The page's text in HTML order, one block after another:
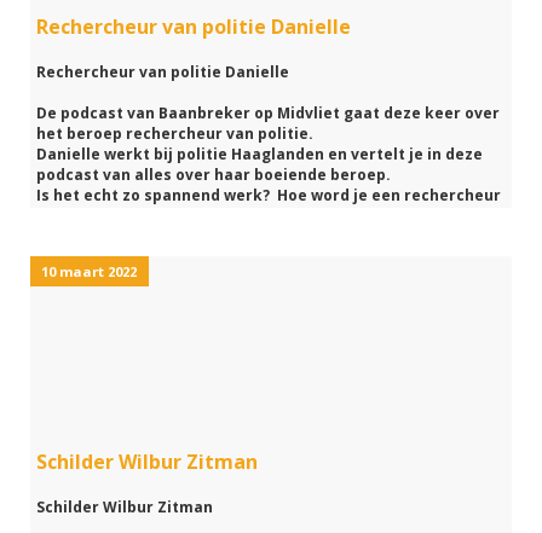
Rechercheur van politie Danielle
Rechercheur van politie Danielle
De podcast van Baanbreker op Midvliet gaat deze keer over
het beroep rechercheur van politie.
Danielle werkt bij politie Haaglanden en vertelt je in deze
podcast van alles over haar boeiende beroep.
Is het echt zo spannend werk? Hoe word je een rechercheur
Je komt er achter wanneer je deze podcast van Baanbreker
op Midvliet gaat beluisteren.
10 maart 2022
Schilder Wilbur Zitman
Schilder Wilbur Zitman